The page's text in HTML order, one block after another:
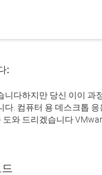
:
니다하지만 당신 이이 과
. 컴퓨터 용 데스크톱
와 드리겠습니다